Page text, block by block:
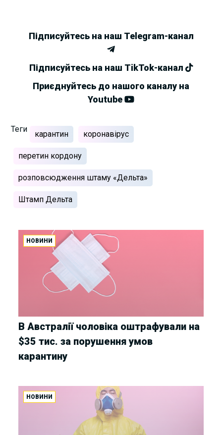
Підписуйтесь на наш Telegram-канал
Підписуйтесь на наш TikTok-канал
Приєднуйтесь до нашого каналу на
Youtube
Теги
карантин коронавірус
перетин кордону
розповсюдження штаму «Дельта»
Штамп Дельта
НОВИНИ
В Австралії чоловіка оштрафували на
$35 тис. за порушення умов
карантину
НОВИНИ